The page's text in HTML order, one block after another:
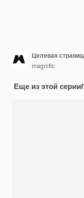
Целевая
magnific
Еще из этой серии